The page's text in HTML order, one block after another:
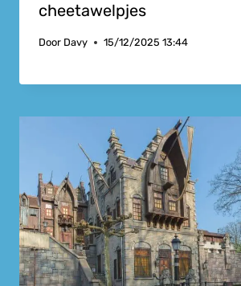
cheetawelpjes
Door Davy 15/12/2025 13:44